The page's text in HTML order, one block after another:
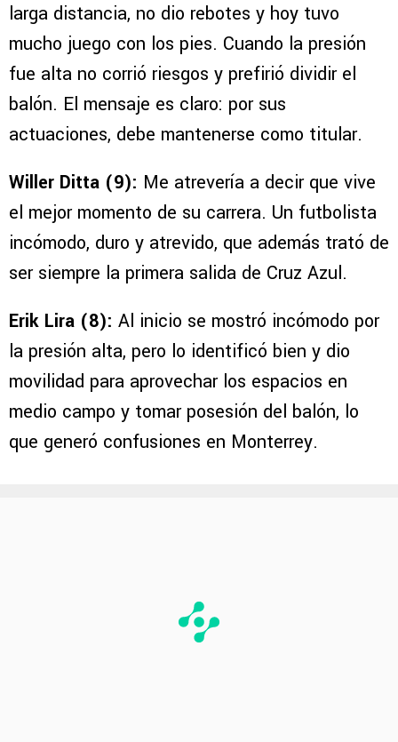
larga distancia, no dio rebotes y hoy tuvo
mucho juego con los pies. Cuando la presión
fue alta no corrió riesgos y prefirió dividir el
balón. El mensaje es claro: por sus
actuaciones, debe mantenerse como titular.
Willer Ditta (9): Me atrevería a decir que vive
el mejor momento de su carrera. Un futbolista
incómodo, duro y atrevido, que además trató de
ser siempre la primera salida de Cruz Azul.
Erik Lira (8): Al inicio se mostró incómodo por
la presión alta, pero lo identificó bien y dio
movilidad para aprovechar los espacios en
medio campo y tomar posesión del balón, lo
que generó confusiones en Monterrey.